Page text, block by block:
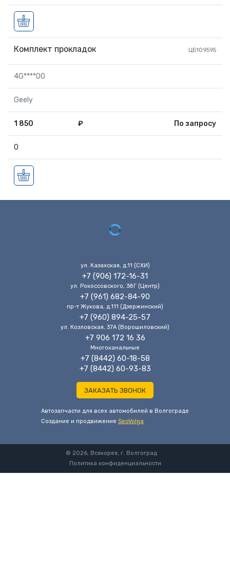
Комплект прокладок ЦБ109595
4G****00
Geely
1 850 ₽ По запросу
0
Автозапчасти для всех автомобилей в Волгограде
Cоздание и продвижение SeoVolga
ул. Казахская, д.11 (CХИ)
+7 (906) 172-16-31
ул. Рокоссовского, 38Г (Центр)
+7 (961) 682-84-90
пр-т Жукова, д.111 (Дзержинский)
+7 (960) 894-25-57
ул. Козловская, 37А (Ворошиловский)
+7 906 172 16 36
Многоканальные
+7 (8442) 60-18-58
+7 (8442) 60-93-83
ЗАКАЗАТЬ ЗВОНОК
© 2026, Всякорея, г. Волгоград
Политика конфиденциальности